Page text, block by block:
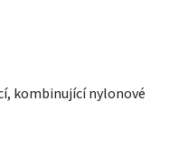
kombinující nylonové